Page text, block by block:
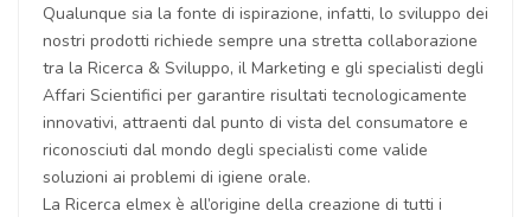
Qualunque sia la fonte di ispirazione, infatti, lo sviluppo dei
nostri prodotti richiede sempre una stretta collaborazione
tra la Ricerca & Sviluppo, il Marketing e gli specialisti degli
Affari Scientifici per garantire risultati tecnologicamente
innovativi, attraenti dal punto di vista del consumatore e
riconosciuti dal mondo degli specialisti come valide
soluzioni ai problemi di igiene orale.
La Ricerca elmex è all’origine della creazione di tutti i